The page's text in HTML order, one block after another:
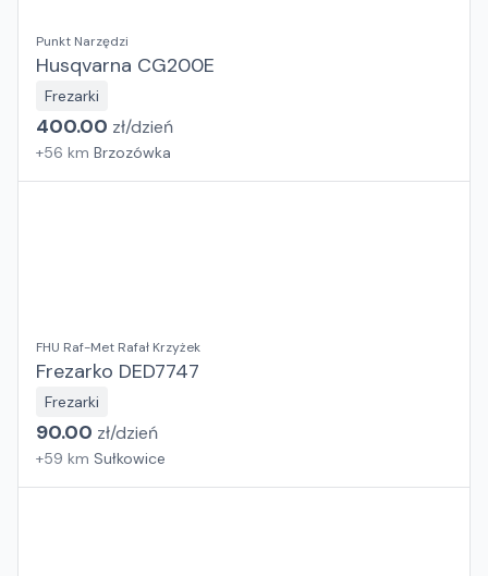
Punkt Narzędzi
Husqvarna CG200E
Frezarki
400.00 zł/dzień
+56 km Brzozówka
FHU Raf-Met Rafał Krzyżek
Frezarko DED7747
Frezarki
90.00 zł/dzień
+59 km Sułkowice